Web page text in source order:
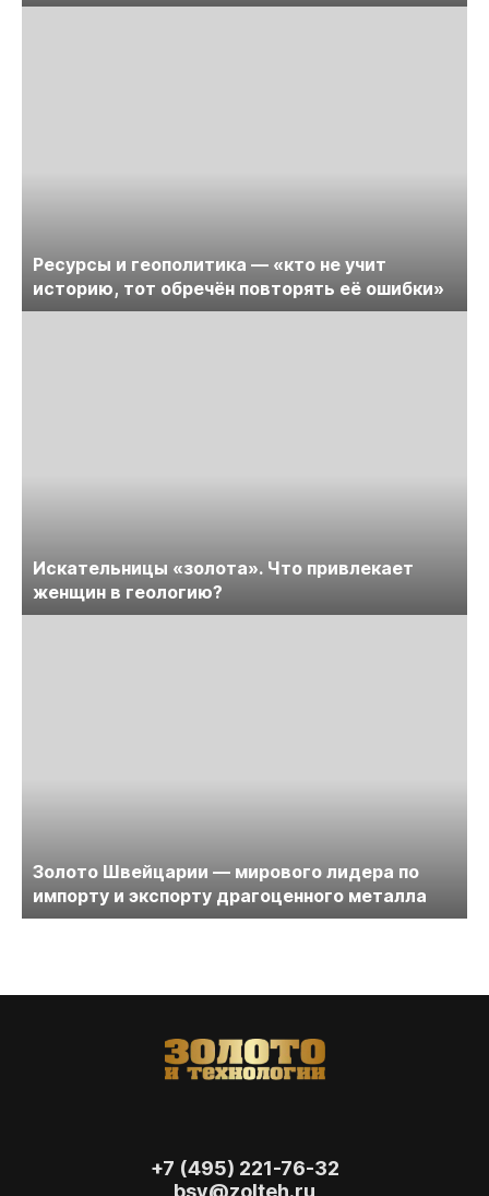
Ресурсы и геополитика — «кто не учит
историю, тот обречён повторять её ошибки»
Искательницы «золота». Что привлекает
женщин в геологию?
Золото Швейцарии — мирового лидера по
импорту и экспорту драгоценного металла
+7 (495) 221-76-32
bsv@zolteh.ru